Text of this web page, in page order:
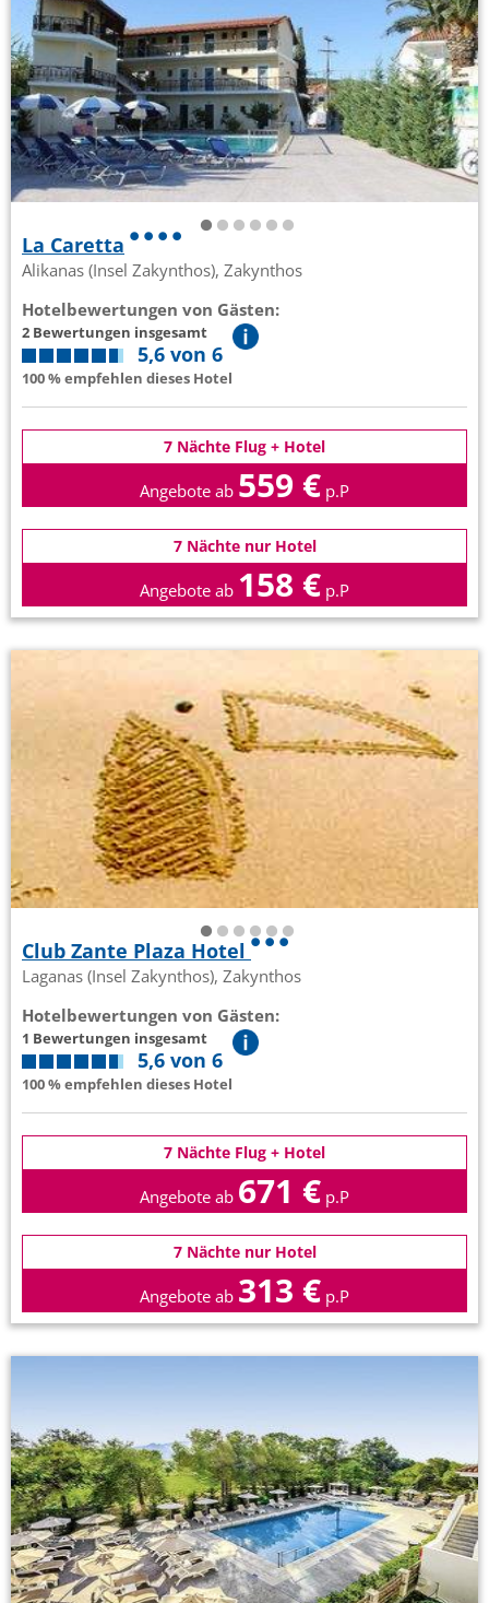
La Caretta
Alikanas (Insel Zakynthos), Zakynthos
Hotelbewertungen von Gästen:
2 Bewertungen insgesamt
5,6 von 6
100 % empfehlen dieses Hotel
7 Nächte Flug + Hotel
Angebote ab 559 € p.P
7 Nächte nur Hotel
Angebote ab 158 € p.P
Club Zante Plaza Hotel
Laganas (Insel Zakynthos), Zakynthos
Hotelbewertungen von Gästen:
1 Bewertungen insgesamt
5,6 von 6
100 % empfehlen dieses Hotel
7 Nächte Flug + Hotel
Angebote ab 671 € p.P
7 Nächte nur Hotel
Angebote ab 313 € p.P